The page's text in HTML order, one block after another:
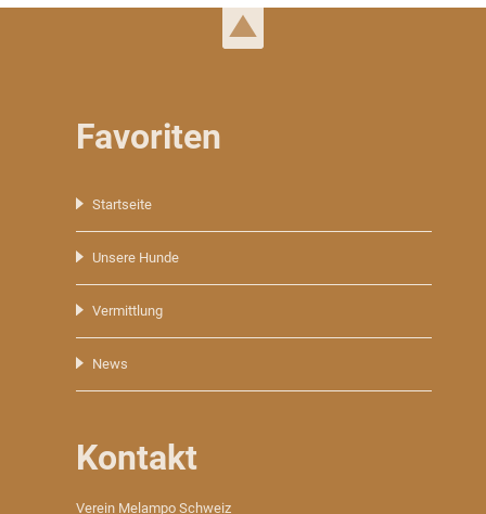
Favoriten
überspringen
Startseite
Unsere Hunde
Vermittlung
News
Kontakt
Verein Melampo Schweiz